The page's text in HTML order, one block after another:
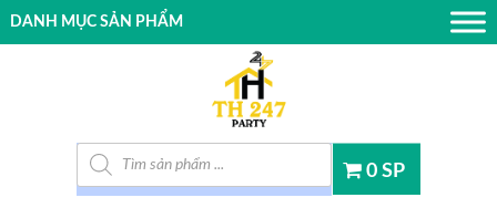
Tìm kiếm sản phẩm
0 SP
DANH MỤC SẢN PHẨM